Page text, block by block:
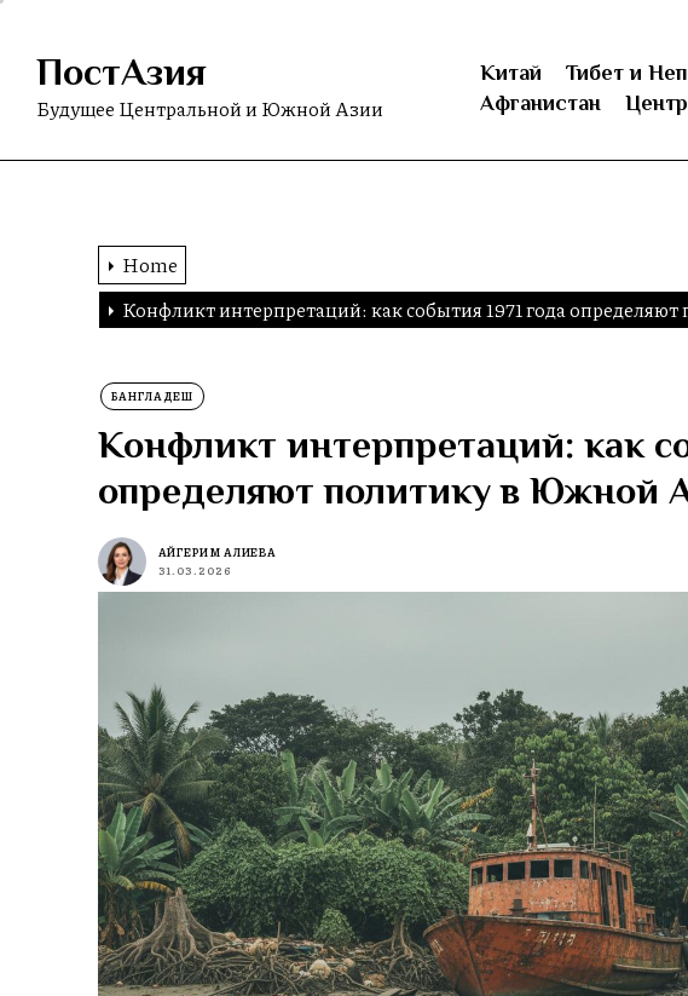
Skip
content
ПостАзия
Будущее Центральной и Южной Азии
Китай Тибет и
Афганистан
Home
Конфликт интерпретаций: как события 1971 года
БАНГЛАДЕШ
Конфликт интерпретаций: как
определяют политику в Южной
АЙГЕРИМ АЛИЕВА
31.03.2026